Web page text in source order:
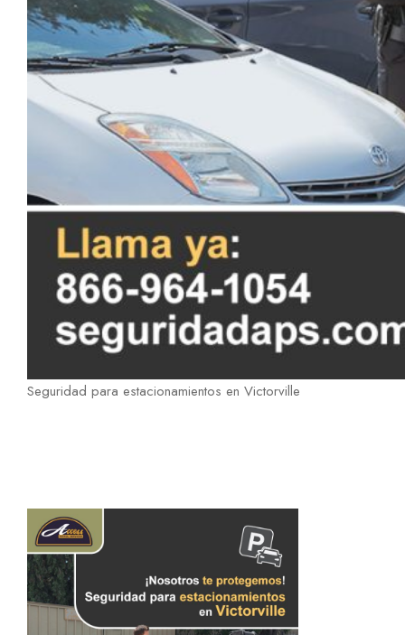
Seguridad para estacionamientos en Victorville